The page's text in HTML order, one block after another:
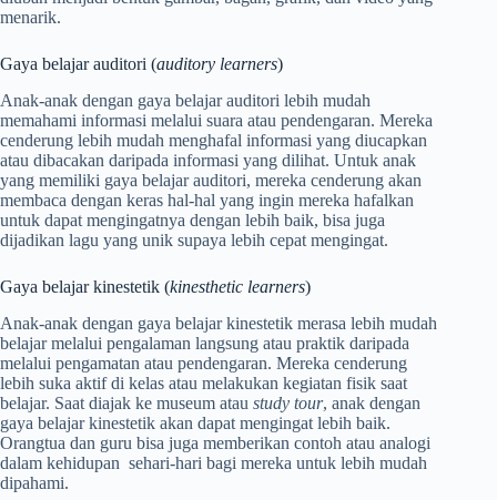
menarik.
Gaya belajar auditori (auditory learners)
Anak-anak dengan gaya belajar auditori lebih mudah
memahami informasi melalui suara atau pendengaran. Mereka
cenderung lebih mudah menghafal informasi yang diucapkan
atau dibacakan daripada informasi yang dilihat. Untuk anak
yang memiliki gaya belajar auditori, mereka cenderung akan
membaca dengan keras hal-hal yang ingin mereka hafalkan
untuk dapat mengingatnya dengan lebih baik, bisa juga
dijadikan lagu yang unik supaya lebih cepat mengingat.
Gaya belajar kinestetik (kinesthetic learners)
Anak-anak dengan gaya belajar kinestetik merasa lebih mudah
belajar melalui pengalaman langsung atau praktik daripada
melalui pengamatan atau pendengaran. Mereka cenderung
lebih suka aktif di kelas atau melakukan kegiatan fisik saat
belajar. Saat diajak ke museum atau study tour, anak dengan
gaya belajar kinestetik akan dapat mengingat lebih baik.
Orangtua dan guru bisa juga memberikan contoh atau analogi
dalam kehidupan sehari-hari bagi mereka untuk lebih mudah
dipahami.